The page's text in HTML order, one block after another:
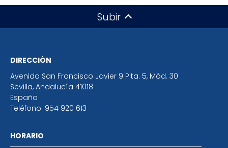
Subir
DIRECCIÓN
Avenida San Francisco Javier 9 Plta. 5, Mód. 30
Sevilla, Andalucía 41018
España
Teléfono: 954 920 613
HORARIO